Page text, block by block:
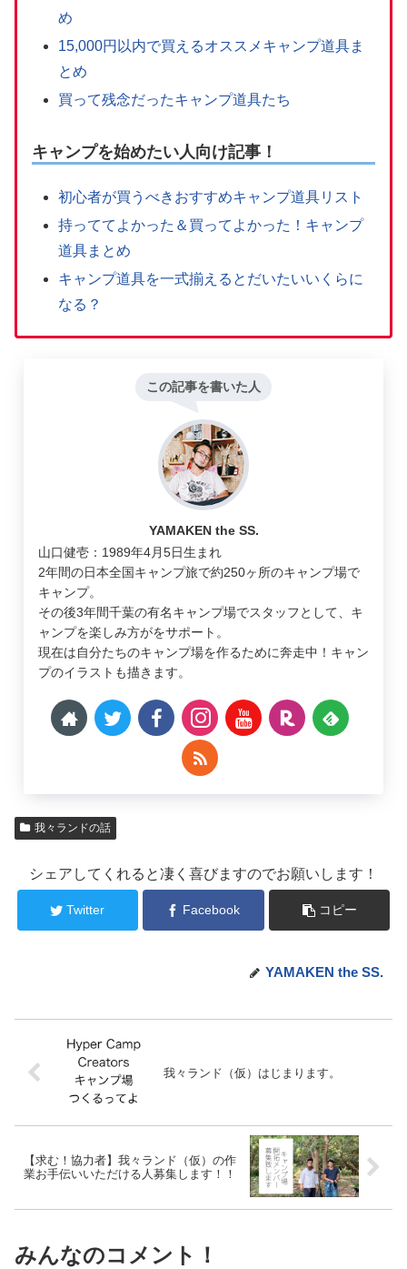
め
15,000円以内で買えるオススメキャンプ道具ま
とめ
買って残念だったキャンプ道具たち
キャンプを始めたい人向け記事！
初心者が買うべきおすすめキャンプ道具リスト
持っててよかった＆買ってよかった！キャンプ
道具まとめ
キャンプ道具を一式揃えるとだいたいいくらに
なる？
この記事を書いた人
YAMAKEN the SS.
山口健壱：1989年4月5日生まれ
2年間の日本全国キャンプ旅で約250ヶ所のキャンプ場で
キャンプ。
その後3年間千葉の有名キャンプ場でスタッフとして、キ
ャンプを楽しみ方がをサポート。
現在は自分たちのキャンプ場を作るために奔走中！キャン
プのイラストも描きます。
我々ランドの話
シェアしてくれると凄く喜びますのでお願いします！
Twitter Facebook コピー
YAMAKEN the SS.
我々ランド（仮）はじまります。
【求む！協力者】我々ランド（仮）の作
業お手伝いいただける人募集します！！
みんなのコメント！